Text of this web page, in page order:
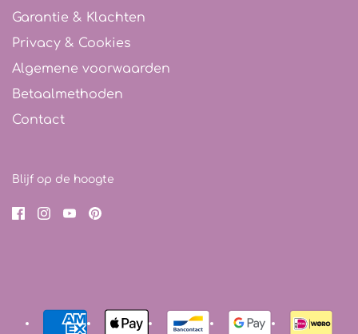
Garantie & Klachten
Privacy & Cookies
Algemene voorwaarden
Betaalmethoden
Contact
Blijf op de hoogte